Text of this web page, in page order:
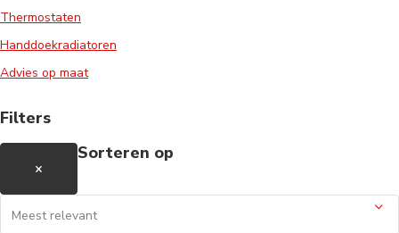
Thermostaten
Handdoekradiatoren
Advies op maat
Filters
×
Sorteren op